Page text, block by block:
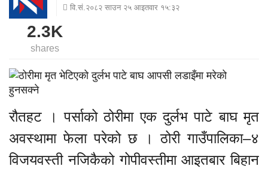
वि.सं.२०८२ साउन २५ आइतवार १५:३२
2.3K
shares
रौतहट । पर्साको ठोरीमा एक दुर्लभ पाटे बाघ मृत
अवस्थामा फेला परेको छ । ठोरी गाउँपालिका–४
विजयवस्ती नजिकैको गोपीवस्तीमा आइतबार बिहान